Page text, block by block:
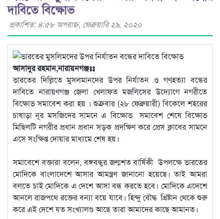
দাবিতে বিক্ষোভ
প্রকাশিত: ৪:৫৮ অপরাহ্ণ, ফেব্রুয়ারি ২৯, ২০২০
আসাদুর রহমান,নারায়নগঞ্জঃঃ
ভারতের দিল্লিতে মুসলমানদের উপর নির্যাতন ও গণহত্যা বন্ধের
দাবিতে নারায়ণগঞ্জ জেলা খেলাফত মজলিসের উদ্যোগে নগরীতে
বিক্ষোভ সমাবেশ করা হয় । শুক্রবার (২৮ ফেব্রুয়ারী) বিকেলে শহরের
চাষাড়া নূর মসজিদের সামনে এ বিক্ষোভ সমাবেশ শেষে বিক্ষোভ
মিছিলটি নগরীর প্রধান প্রধান সড়ক প্রদক্ষিণ করে প্রেস ক্লাবের সামনে
এসে সংক্ষিপ্ত দোয়ার মাধ্যমে শেষ হয়।
সমাবেশে বক্তারা বলেন, বঙ্গবন্ধুর জন্মশত বার্ষিকী উপলক্ষে ভারতের
মোদিকে বাংলাদেশে আসার আমন্ত্রণ জানানো হয়েছে। তাই আমরা
বলতে চাই মোদিকে এ দেশে আসা বন্ধ করতে হবে। মোদিকে এদেশে
আনলে রাজপথে রক্তের বন্যা বয়ে যাবে। হিন্দু বৌদ্ধ খ্রিষ্টান থেকে শুরু
করে এই দেশে যত সংখ্যালগু আছে তারা আমাদের কাছে আমানত।